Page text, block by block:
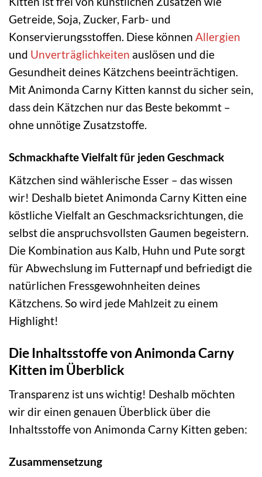
Getreide, Soja, Zucker, Farb- und
Konservierungsstoffen. Diese können Allergien
und Unverträglichkeiten auslösen und die
Gesundheit deines Kätzchens beeinträchtigen.
Mit Animonda Carny Kitten kannst du sicher sein,
dass dein Kätzchen nur das Beste bekommt –
ohne unnötige Zusatzstoffe.
Schmackhafte Vielfalt für jeden Geschmack
Kätzchen sind wählerische Esser – das wissen
wir! Deshalb bietet Animonda Carny Kitten eine
köstliche Vielfalt an Geschmacksrichtungen, die
selbst die anspruchsvollsten Gaumen begeistern.
Die Kombination aus Kalb, Huhn und Pute sorgt
für Abwechslung im Futternapf und befriedigt die
natürlichen Fressgewohnheiten deines
Kätzchens. So wird jede Mahlzeit zu einem
Highlight!
Die Inhaltsstoffe von Animonda Carny
Kitten im Überblick
Transparenz ist uns wichtig! Deshalb möchten
wir dir einen genauen Überblick über die
Inhaltsstoffe von Animonda Carny Kitten geben:
Zusammensetzung